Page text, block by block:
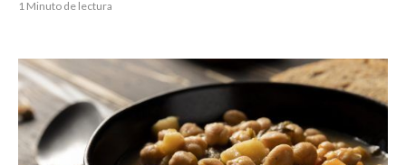
1 Minuto de lectura